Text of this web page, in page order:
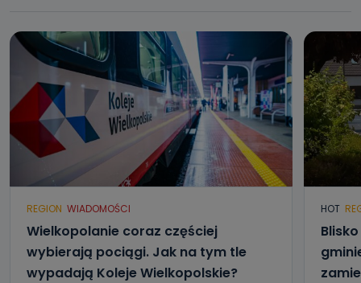
danych osobowych?
Można to zrobić pod numerem telefonu 62 735-51-05 lub
e-mailowo pod adresem: poczta@tvproart.pl
REGION WIADOMOŚCI
Wielkopolanie coraz częściej
wybierają pociągi. Jak na tym tle
wypadają Koleje Wielkopolskie?
HOT